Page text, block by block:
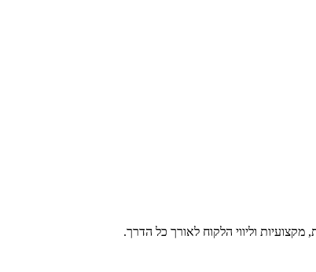
וליווי הלקוח לאורך כל הדרך.